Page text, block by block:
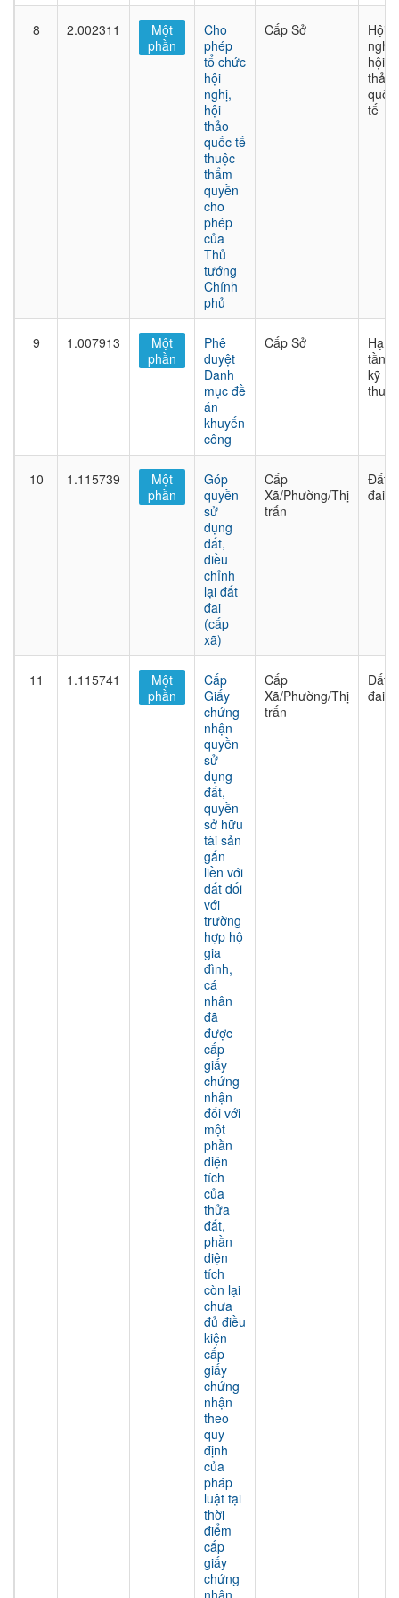
8 2.002311
Một
phần
Cho
phép
tổ chức
hội
nghị,
hội
thảo
quốc tế
thuộc
thẩm
quyền
cho
phép
của
Thủ
tướng
Chính
phủ
Cấp Sở
Hội
nghị,
hội
thảo
quốc
tế
9 1.007913
Một
phần
Phê
duyệt
Danh
mục đề
án
khuyến
công
Cấp Sở
Hạ
tầng
kỹ
thuật
10 1.115739
Một
phần
Góp
quyền
sử
dụng
đất,
điều
chỉnh
lại đất
đai
(cấp
xã)
Cấp
Xã/Phường/Thị
trấn
Đất
đai
11 1.115741
Một
phần
Cấp
Giấy
chứng
nhận
quyền
sử
dụng
đất,
quyền
sở hữu
tài sản
gắn
liền với
đất đối
với
trường
hợp hộ
gia
đình,
cá
nhân
đã
được
cấp
giấy
chứng
nhận
đối với
một
phần
diện
tích
của
thửa
đất,
phần
diện
tích
còn lại
chưa
đủ điều
kiện
cấp
giấy
chứng
nhận
theo
quy
định
của
pháp
luật tại
thời
điểm
cấp
giấy
chứng
nhận
Cấp
Xã/Phường/Thị
trấn
Đất
đai